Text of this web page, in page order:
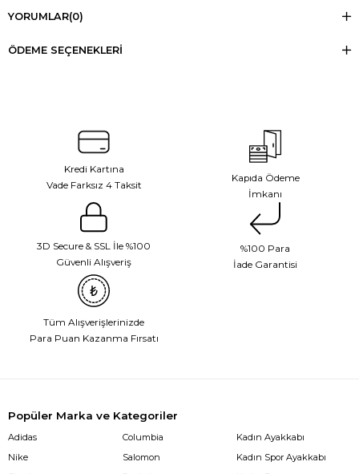
YORUMLAR(0)
ÖDEME SEÇENEKLERI
Kredi Kartına
Vade Farksız 4 Taksit
Kapıda Ödeme
İmkanı
3D Secure & SSL İle %100
Güvenli Alışveriş
%100 Para
İade Garantisi
Tüm Alışverişlerinizde
Para Puan Kazanma Fırsatı
Popüler Marka ve Kategoriler
Adidas
Nike
Columbia
Salomon
Kadın Ayakkabı
Kadın Spor Ayakkabı